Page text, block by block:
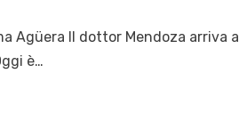
Agüera Il dottor Mendoza arriva a
è…